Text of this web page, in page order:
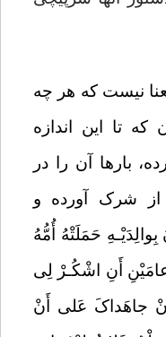
نیست که هر چه
که تا این اندازه
بارها آن را در
از شرک آورده و
حَمَلَتْهُ أُمُّهُ
أَنِ اشْکُـرْ لِی
جاهَداکَ عَلی أَنْ